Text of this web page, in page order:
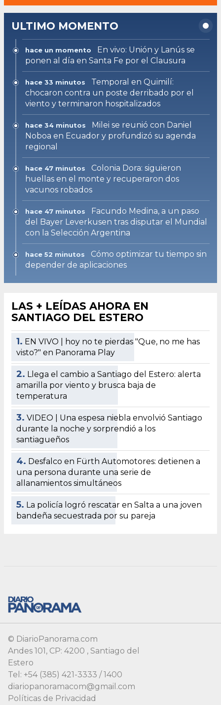
ULTIMO MOMENTO
hace un momento
En vivo: Unión y Lanús se
ponen al día en Santa Fe por el Clausura
hace 33 minutos
Temporal en Quimilí:
chocaron contra un poste derribado por el
viento y terminaron hospitalizados
hace 34 minutos
Milei se reunió con Daniel
Noboa en Ecuador y profundizó su agenda
regional
hace 47 minutos
Colonia Dora: siguieron
huellas en el monte y recuperaron dos
vacunos robados
hace 47 minutos
Facundo Medina, a un paso
del Bayer Leverkusen tras disputar el Mundial
con la Selección Argentina
hace 52 minutos
Cómo optimizar tu tiempo sin
depender de aplicaciones
LAS + LEÍDAS AHORA EN
SANTIAGO DEL ESTERO
1. EN VIVO | hoy no te pierdas "Que, no me has
visto?" en Panorama Play
2. Llega el cambio a Santiago del Estero: alerta
amarilla por viento y brusca baja de
temperatura
3. VIDEO | Una espesa niebla envolvió Santiago
durante la noche y sorprendió a los
santiagueños
4. Desfalco en Fürth Automotores: detienen a
una persona durante una serie de
allanamientos simultáneos
5. La policía logró rescatar en Salta a una joven
bandeña secuestrada por su pareja
© DiarioPanorama.com
Andes 101, CP: 4200 , Santiago del
Estero
Tel: +54 (385) 421-3333 / 1400
diariopanoramacom@gmail.com
Políticas de Privacidad